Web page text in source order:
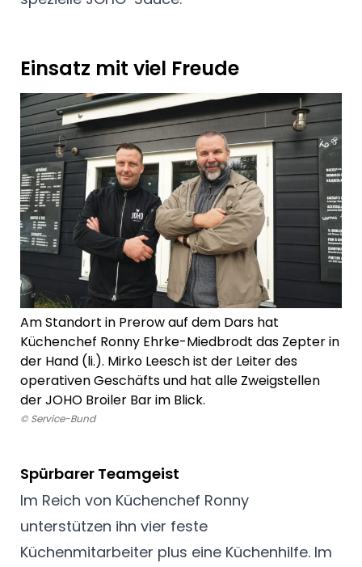
Einsatz mit viel Freude
Am Standort in Prerow auf dem Dars hat
Küchenchef Ronny Ehrke-Miedbrodt das Zepter in
der Hand (li.). Mirko Leesch ist der Leiter des
operativen Geschäfts und hat alle Zweigstellen
der JOHO Broiler Bar im Blick.
© Service-Bund
Spürbarer Teamgeist
Im Reich von Küchenchef Ronny
unterstützen ihn vier feste
Küchenmitarbeiter plus eine Küchenhilfe. Im